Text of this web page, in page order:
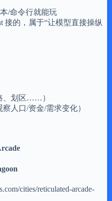
/命令行就能玩
接的，属于“让模型直接操纵
、划区……）
人口/资金/需求变化）
cities/reticulated-arcade-